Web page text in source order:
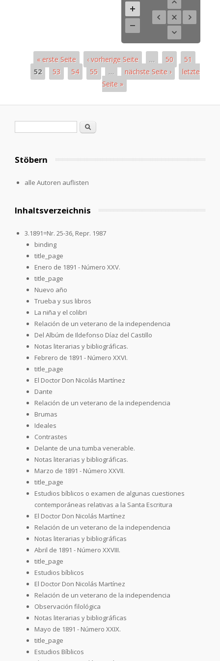
« erste Seite ‹ vorherige Seite … 50
51
52
53 54 55 … nächste Seite ›
letzte
Seite »
Search
Stöbern
alle Autoren auflisten
Inhaltsverzeichnis
3.1891=Nr. 25-36, Repr. 1987
binding
title_page
Enero de 1891 - Número XXV.
title_page
Nuevo año
Trueba y sus libros
La niña y el colibri
Relación de un veterano de la independencia
Del Albúm de Ildefonso Díaz del Castillo
Notas literarias y bibliográficas.
Febrero de 1891 - Número XXVI.
title_page
El Doctor Don Nicolás Martínez
Dante
Relación de un veterano de la independencia
Brumas
Ideales
Contrastes
Delante de una tumba venerable.
Notas literarias y bibliográficas.
Marzo de 1891 - Número XXVII.
title_page
Estudios bíblicos o examen de algunas cuestiones
contemporáneas relativas a la Santa Escritura
El Doctor Don Nicolás Martínez
Relación de un veterano de la independencia
Notas literarias y bibliográficas
Abril de 1891 - Número XXVIII.
title_page
Estudios bíblicos
El Doctor Don Nicolás Martínez
Relación de un veterano de la independencia
Observación filológica
Notas literarias y bibliográficas
Mayo de 1891 - Número XXIX.
title_page
Estudios Bíblicos